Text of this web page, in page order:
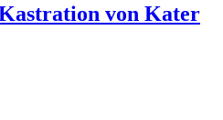
von Kater